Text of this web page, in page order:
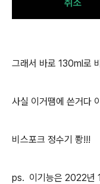
그래서 바로 130ml로
사실 이거땜에 쓴거다
비스포크 정수기 쫭!!!
ps. 이기능은 2022년